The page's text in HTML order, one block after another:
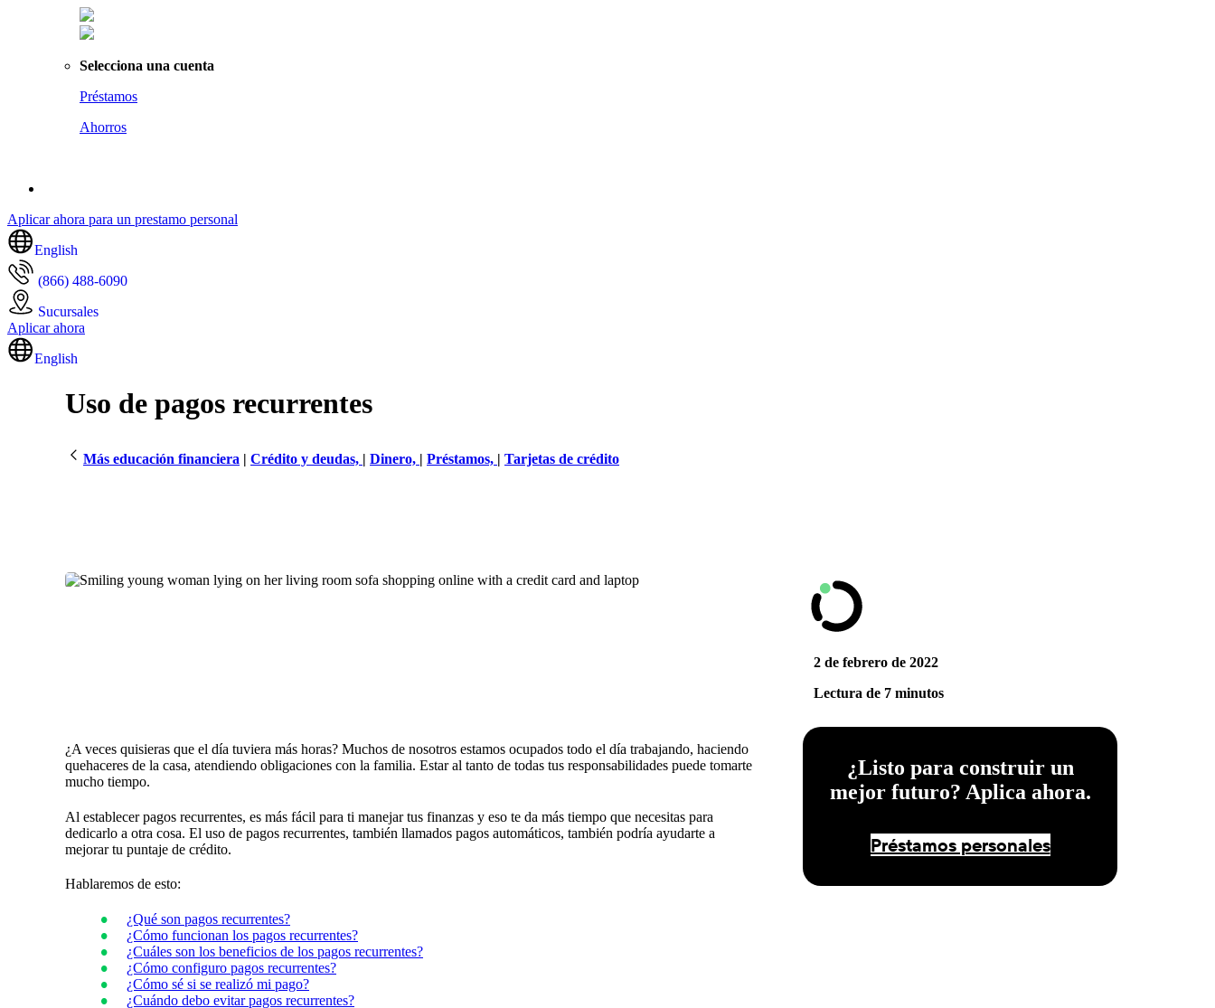
Selecciona una cuenta
Préstamos
Ahorros
Aplicar ahora para un prestamo personal
English
(866) 488-6090
Sucursales
Aplicar ahora
English
Uso de pagos recurrentes
Más educación financiera | Crédito y deudas, | Dinero, | Préstamos, | Tarjetas de crédito
2 de febrero de 2022
Lectura de 7 minutos
¿A veces quisieras que el día tuviera más horas? Muchos de nosotros estamos ocupados todo el día trabajando, haciendo
quehaceres de la casa, atendiendo obligaciones con la familia. Estar al tanto de todas tus responsabilidades puede tomarte
mucho tiempo.
Al establecer pagos recurrentes, es más fácil para ti manejar tus finanzas y eso te da más tiempo que necesitas para
dedicarlo a otra cosa. El uso de pagos recurrentes, también llamados pagos automáticos, también podría ayudarte a
mejorar tu puntaje de crédito.
Hablaremos de esto:
¿Qué son pagos recurrentes?
¿Cómo funcionan los pagos recurrentes?
¿Cuáles son los beneficios de los pagos recurrentes?
¿Cómo configuro pagos recurrentes?
¿Cómo sé si se realizó mi pago?
¿Cuándo debo evitar pagos recurrentes?
¿Listo para construir un
mejor futuro? Aplica ahora.
Préstamos personales